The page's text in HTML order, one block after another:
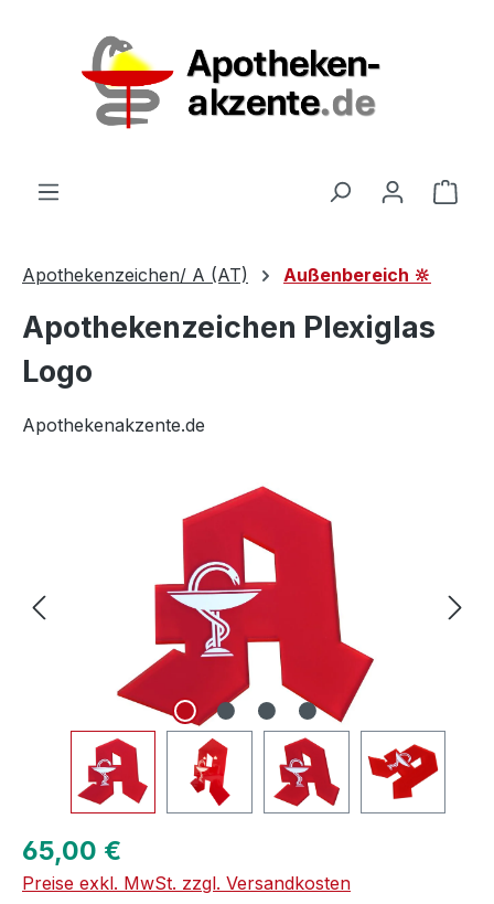
Apothekenzeichen/ A (AT) Außenbereich 🔆
Apothekenzeichen Plexiglas
Logo
Apothekenakzente.de
Regulärer Preis:
65,00 €
Preise exkl. MwSt. zzgl. Versandkosten